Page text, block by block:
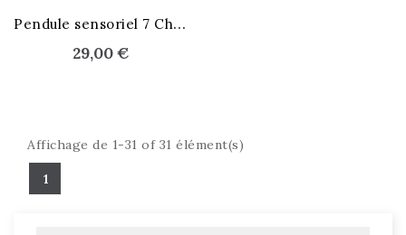
P
endule sensoriel 7 Chakras
29,00 €
Affichage de 1-31 of 31 élément(s)
1